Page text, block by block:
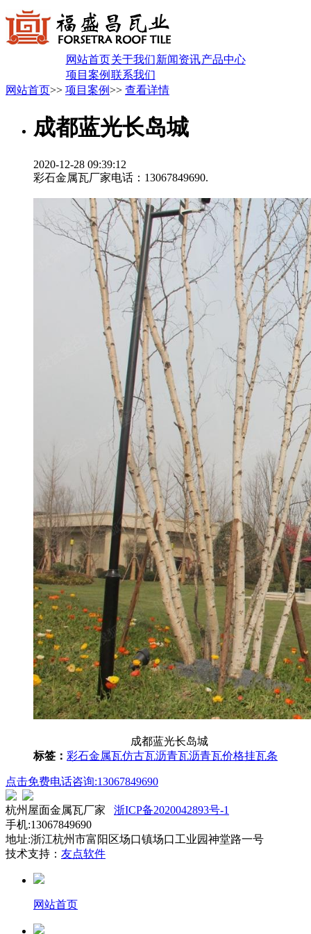
网站首页关于我们新闻资讯产品中心
项目案例 联系我们
网站首页>> 项目案例>> 查看详情
成都蓝光长岛城
2020-12-28 09:39:12
彩石金属瓦厂家电话：13067849690.
成都蓝光长岛城
标签： 彩石金属瓦仿古瓦沥青瓦沥青瓦价格挂瓦条
点击免费电话咨询:13067849690
杭州屋面金属瓦厂家 浙ICP备2020042893号-1
手机:13067849690
地址:浙江杭州市富阳区场口镇场口工业园神堂路一号
技术支持： 友点软件
网站首页